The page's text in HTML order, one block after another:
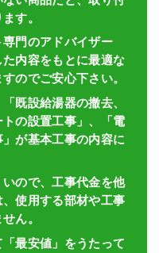
す。
門のアドバイザー
内容をもとに最適な
のでご安心下さい。
既設給湯器の撤去、
の設置工事」、「電
が基本工事の内容に
ので、工事代金を他
使用する部材や工事
ん。
最安値」をうたって